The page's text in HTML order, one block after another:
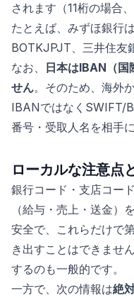
されます（11桁の場合
たとえば、みずほ銀行
BOTKJPJT、三井住友
なお、
日本はIBAN（国
せん。そのため、海外
IBANではなくSWIFT/
番号・受取人名を相手
ローカルな注意点
銀行コード・支店コー
（給与・売上・送金）
安全で、これらだけで
き出すことはできませ
するのも一般的です。
一方で、次の情報は絶